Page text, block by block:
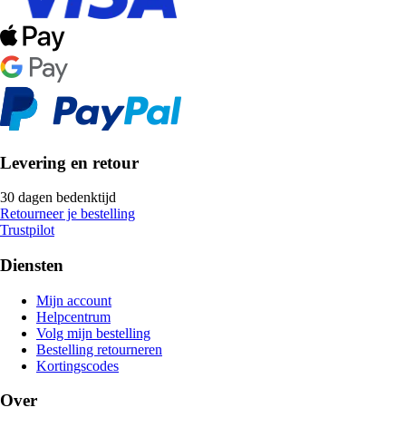
Levering en retour
30 dagen bedenktijd
Retourneer je bestelling
Trustpilot
Diensten
Mijn account
Helpcentrum
Volg mijn bestelling
Bestelling retourneren
Kortingscodes
Over